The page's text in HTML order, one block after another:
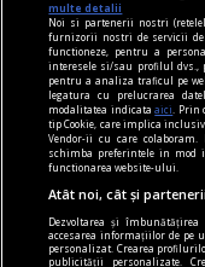
comunicat
BRAT își
Digital Omnibus
importanței
libertatea presei
Biroul Român de
exprimă poziția
multe detalii
Noi si partenerii nostri
furnizorii nostri de servicii
functioneze, pentru a
interesele si/sau profilul dvs.,
pentru a analiza traficul pe
legatura cu prelucrarea
modalitatea indicataaici
.
tip Cookie, care implica
Vendor-ii cu care colaboram.
schimba preferintele in mod
functionarea website-ului.
Atât noi, cât și
Dezvoltarea și
accesarea informațiilor de pe
personalizat. Crearea
publicității personalizate.